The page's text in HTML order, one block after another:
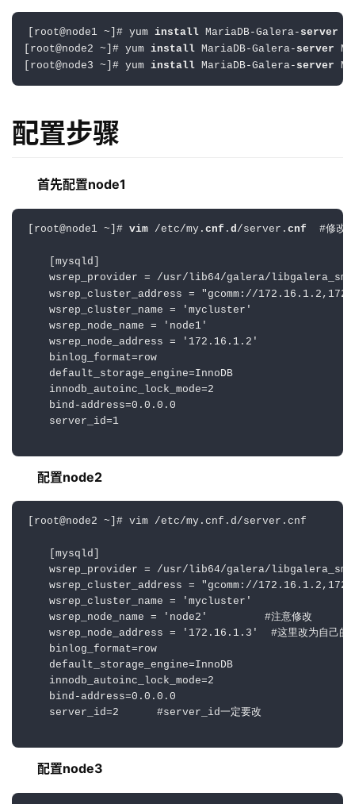
[root@node1 ~]# yum install MariaDB-Galera- server
[root@node2 ~]# yum install MariaDB-Galera- server
[root@node3 ~]# yum install MariaDB-Galera- server
配置步骤
首先配置node1
[root@node1 ~]# vim /etc/my. cnf . d /server. cnf #修改配
[mysqld]
wsrep_provider = /usr/lib64/galera/
wsrep_cluster_address = "gcomm://
wsrep_cluster_name =
'mycluster'
wsrep_node_name =
'node1'
wsrep_node_address =
'172.16.1.2'
binlog_format=row
default_storage_engine=InnoDB
innodb_autoinc_lock_mode=2
bind-address=0.0 . 0.0
server_id=1
配置node2
[root@node2 ~] # vim /etc/my.cnf.d/server.cnf
[mysqld]
wsrep_provider = /usr/lib64/galera/
wsrep_cluster_address =
"gcomm://
wsrep_cluster_name =
'mycluster'
wsrep_node_name =
'node2'
#注意修改
wsrep_node_address =
'172.16.1.3'
#这里改为自己的
binlog_format=row
default_storage_engine=InnoDB
innodb_autoinc_lock_mode=2
bind-address=0 . 0 . 0 . 0
server_id=2 #server_id一定要改
配置node3